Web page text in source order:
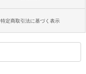
特定商取引法に基づく表示